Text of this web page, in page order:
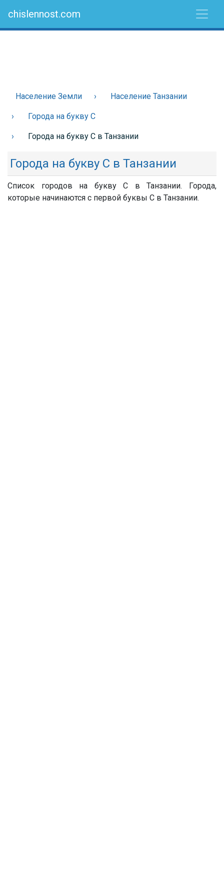
chislennost.com
Население Земли Население Танзании
Города на букву С
Города на букву С в Танзании
Города на букву С в Танзании
Список городов на букву С в Танзании. Города,
которые начинаются с первой буквы С в Танзании.